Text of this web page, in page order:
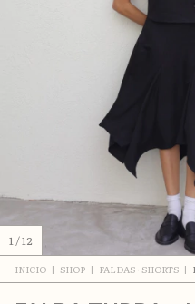
1/12
INICIO | SHOP | FALDAS · SHORTS |